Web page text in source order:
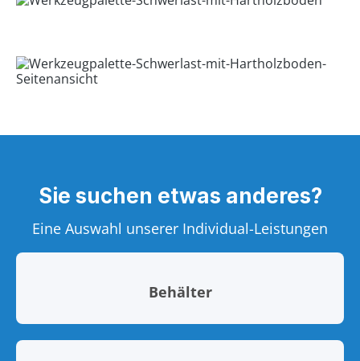
Sie suchen etwas anderes?
Eine Auswahl unserer Individual-Leistungen
Behälter